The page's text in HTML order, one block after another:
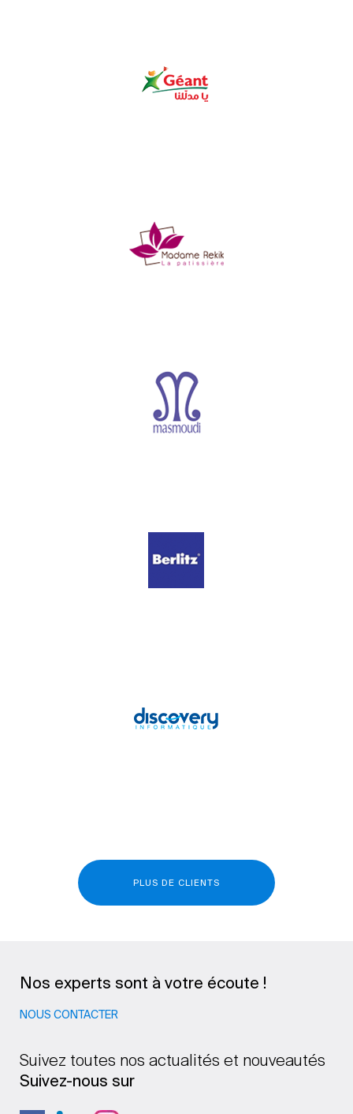
PLUS DE CLIENTS
Nos experts sont à votre écoute !
NOUS CONTACTER
Suivez toutes nos actualités et nouveautés
Suivez-nous sur